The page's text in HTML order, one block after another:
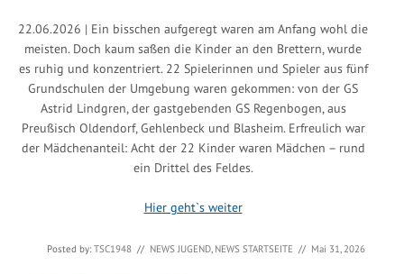
22.06.2026 | Ein bisschen aufgeregt waren am Anfang wohl die
meisten. Doch kaum saßen die Kinder an den Brettern, wurde
es ruhig und konzentriert. 22 Spielerinnen und Spieler aus fünf
Grundschulen der Umgebung waren gekommen: von der GS
Astrid Lindgren, der gastgebenden GS Regenbogen, aus
Preußisch Oldendorf, Gehlenbeck und Blasheim. Erfreulich war
der Mädchenanteil: Acht der 22 Kinder waren Mädchen – rund
ein Drittel des Feldes.
Hier geht`s weiter
Posted by:TSC1948 // NEWS JUGEND, NEWS STARTSEITE // Mai 31, 2026